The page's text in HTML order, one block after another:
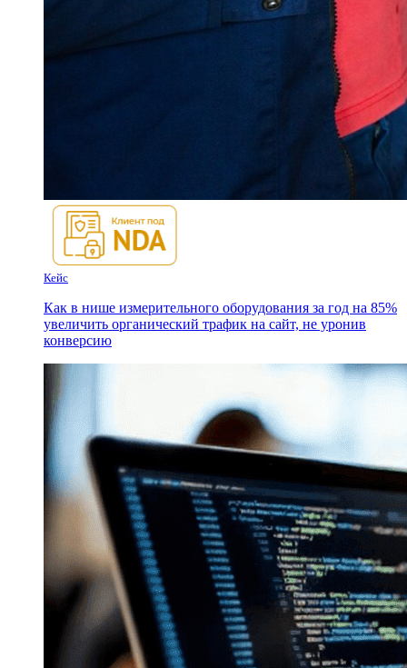
Кейс
Как в нише измерительного оборудования за год на 85%
увеличить органический трафик на сайт, не уронив
конверсию